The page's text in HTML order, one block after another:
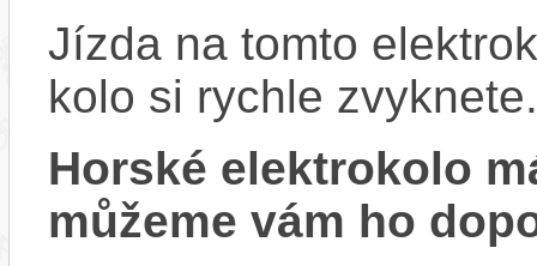
Jízda na tomto
kolo si rychle zvyknete.
Horské elektrokolo
můžeme vám ho